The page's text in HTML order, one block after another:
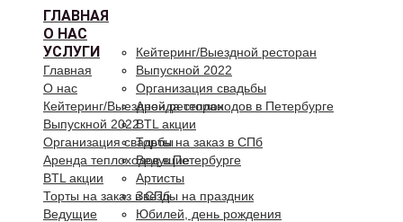
ГЛАВНАЯ
О НАС
УСЛУГИ
Кейтеринг/Выездной ресторан
Выпускной 2022
Организация свадьбы
Аренда теплоходов в Петербурге
BTL акции
Торты на заказ в СПб
Ведущие
Артисты
Звезды на праздник
Юбилей, день рождения
Главная
О нас
Кейтеринг/Выездной ресторан
Выпускной 2022
Организация свадьбы
Аренда теплоходов в Петербурге
BTL акции
Торты на заказ в СПб
Ведущие